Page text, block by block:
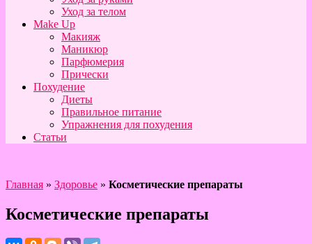
Уход за телом
Make Up
Макияж
Маникюр
Парфюмерия
Прически
Похудение
Диеты
Правильное питание
Упражнения для похудения
Статьи
Главная » Здоровье » Косметические препараты
Косметические препараты